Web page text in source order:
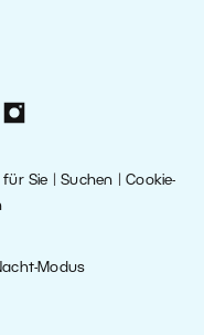
für Sie |Suchen |Cookie-
Modus